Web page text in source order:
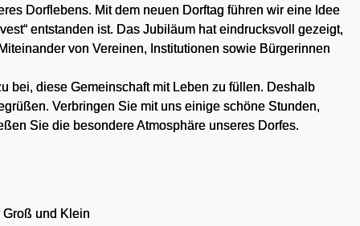
Dorflebens. Mit dem neuen Dorftag führen wir eine Idee
entstanden ist. Das Jubiläum hat eindrucksvoll gezeigt,
von Vereinen, Institutionen sowie Bürgerinnen
bei, diese Gemeinschaft mit Leben zu füllen. Deshalb
Verbringen Sie mit uns einige schöne Stunden,
Sie die besondere Atmosphäre unseres Dorfes.
und Klein